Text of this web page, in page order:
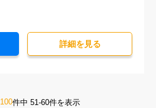
詳細を⾒る
100件中 51-60件を表示